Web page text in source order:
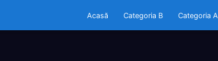
Acasă Categoria B Categoria A